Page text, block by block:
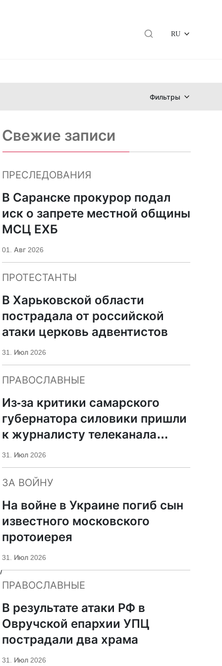
RU
Фильтры
Свежие записи
ПРЕСЛЕДОВАНИЯ
В Саранске прокурор подал
иск о запрете местной общины
МСЦ ЕХБ
01. Авг 2026
ПРОТЕСТАНТЫ
В Харьковской области
пострадала от российской
атаки церковь адвентистов
31. Июл 2026
ПРАВОСЛАВНЫЕ
Из-за критики самарского
губернатора силовики пришли
к журналисту телеканала
«Царьград»
31. Июл 2026
ЗА ВОЙНУ
На войне в Украине погиб сын
известного московского
протоиерея
31. Июл 2026
ПРАВОСЛАВНЫЕ
В результате атаки РФ в
Овручской епархии УПЦ
пострадали два храма
31. Июл 2026